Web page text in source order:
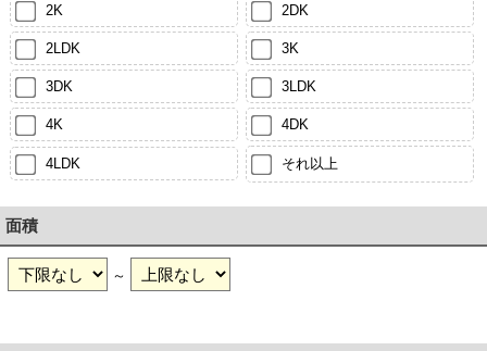
2K 2DK
2LDK 3K
3DK 3LDK
4K 4DK
4LDK それ以上
面積
～